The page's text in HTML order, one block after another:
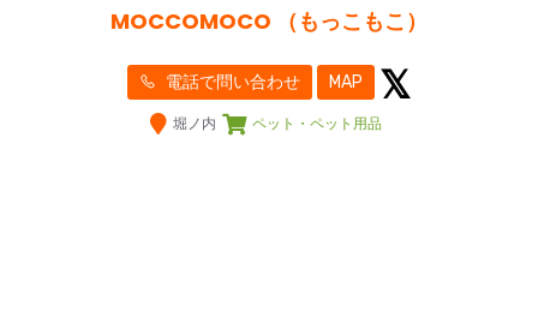
MOCCOMOCO （もっこもこ）
電話で問い合わせ MAP
堀ノ内 ペット・ペット用品